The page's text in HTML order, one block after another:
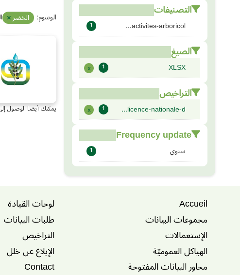
التصنيفات
activites-arboricol...
1
الصيغ
XLSX
1
x
التراخيص
licence-nationale-d...
1
x
Frequency update
سنوي 1
الوسوم: الخضر
يمكنك أيضا الوصول
Accueil
مجموعات البيانات
الإستعمالات
الهياكل العموميّة
محاور البيانات المفتوحة
لوحات القيادة
طلبات البيانات
التراخيص
الإبلاغ عن خلل
Contact